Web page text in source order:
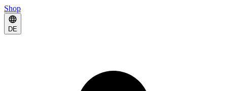
Shop
DE